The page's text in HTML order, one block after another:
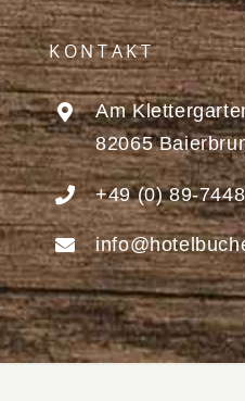
KONTAKT
Am
82065
+49 (0) 89-